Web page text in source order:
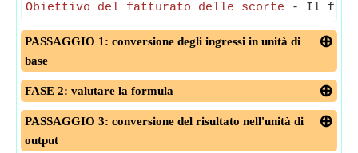
Obiettivo del fatturato delle scorte - Il
PASSAGGIO 1: conversione degli ingressi in unità di
base
FASE 2: valutare la formula
PASSAGGIO 3: conversione del risultato nell'unità di
output